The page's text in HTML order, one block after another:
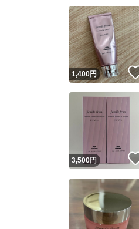
1,400円
3,500円